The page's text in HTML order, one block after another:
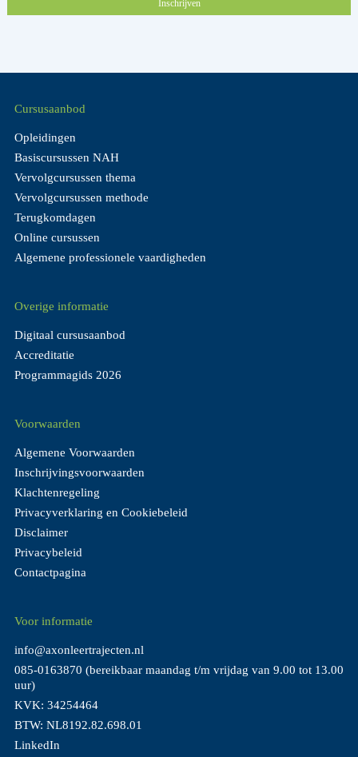
Inschrijven
Cursusaanbod
Opleidingen
Basiscursussen NAH
Vervolgcursussen thema
Vervolgcursussen methode
Terugkomdagen
Online cursussen
Algemene professionele vaardigheden
Overige informatie
Digitaal cursusaanbod
Accreditatie
Programmagids 2026
Voorwaarden
Algemene Voorwaarden
Inschrijvingsvoorwaarden
Klachtenregeling
Privacyverklaring en Cookiebeleid
Disclaimer
Privacybeleid
Contactpagina
Voor informatie
info@axonleertrajecten.nl
085-0163870 (bereikbaar maandag t/m vrijdag van 9.00 tot 13.00
uur)
KVK: 34254464
BTW: NL8192.82.698.01
LinkedIn